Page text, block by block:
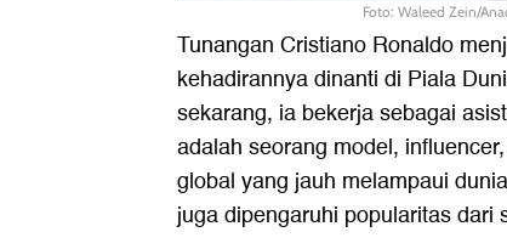
Foto: Waleed Zein/
Tunangan Cristiano Ronaldo
kehadirannya dinanti di Piala
sekarang, ia bekerja sebagai
adalah seorang model,
global yang jauh melampaui
juga dipengaruhi popularitas dari